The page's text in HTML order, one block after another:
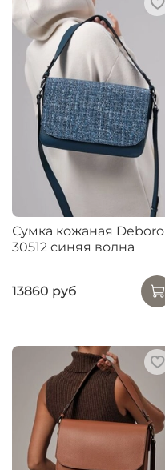
Сумка кожаная Deboro
30512 синяя волна
13860 руб